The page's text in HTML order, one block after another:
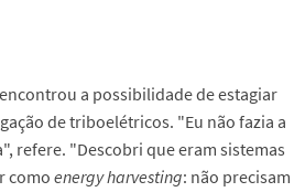
a possibilidade de estagiar
de triboelétricos. "Eu não fazia a
refere. "Descobri que eram sistemas
como energy harvesting: não precisam